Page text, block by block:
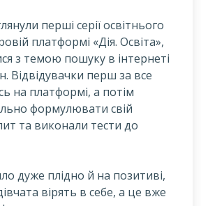
перші серії освітнього
платформі «Дія. Освіта»,
з темою пошуку в інтернеті
Відвідувачки перш за все
на платформі, а потім
формулювати свій
та виконали тести до
дуже плідно й на позитиві,
вірять в себе, а це вже